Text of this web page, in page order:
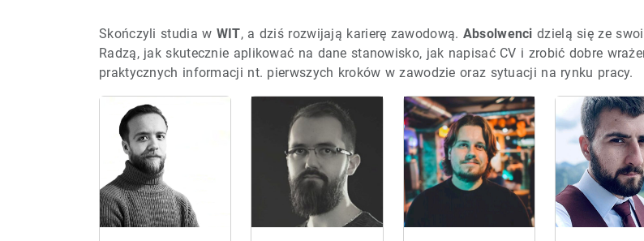
Skończyli studia w WIT, a dziś rozwijają karierę zawodową. Absolwenci dzielą się ze
Radzą, jak skutecznie aplikować na dane stanowisko, jak napisać CV i zrobić dobre
praktycznych informacji nt. pierwszych kroków w zawodzie oraz sytuacji na rynku pracy.